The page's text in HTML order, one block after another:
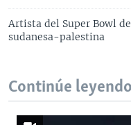
Artista del Super Bowl
sudanesa-palestina
Continúe leyendo